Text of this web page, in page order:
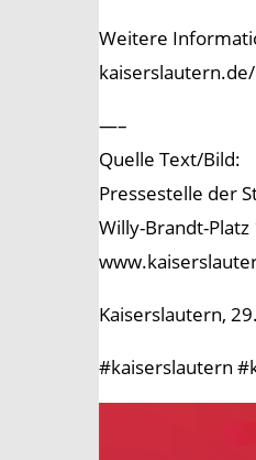
Weitere
—–
Quelle Text/Bild:
Pressestelle der
Willy-Brandt-
Kaiserslautern,
#kaiserslautern